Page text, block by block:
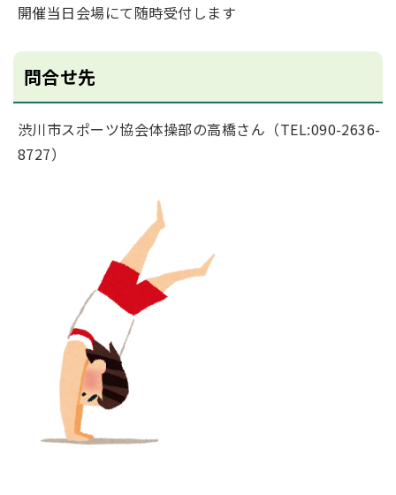
開催当日会場にて随時受付します
問合せ先
渋川市スポーツ協会体操部の高橋さん（TEL:090-2636-
8727）